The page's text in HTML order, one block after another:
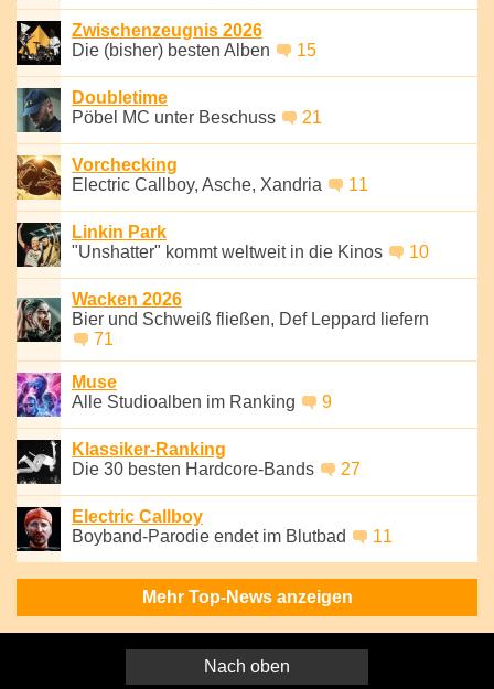
Zwischenzeugnis 2026
Die (bisher) besten Alben
15
Doubletime
Pöbel MC unter Beschuss
21
Vorchecking
Electric Callboy, Asche, Xandria
11
Linkin Park
"Unshatter" kommt weltweit in die Kinos
10
Wacken 2026
Bier und Schweiß fließen, Def Leppard liefern
71
Muse
Alle Studioalben im Ranking
9
Klassiker-Ranking
Die 30 besten Hardcore-Bands
27
Electric Callboy
Boyband-Parodie endet im Blutbad
11
Mehr Top-News anzeigen
Nach oben